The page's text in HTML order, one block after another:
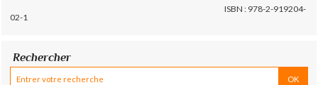
ISBN : 978-2-919204-
02-1
Rechercher